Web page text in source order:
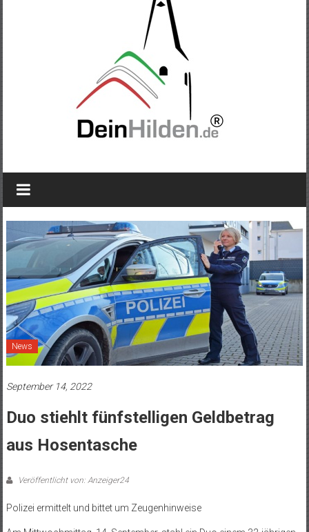
News
September 14, 2022
Duo stiehlt fünfstelligen Geldbetrag
aus Hosentasche
Veröffentlicht von: Anzeiger24
Polizei ermittelt und bittet um Zeugenhinweise